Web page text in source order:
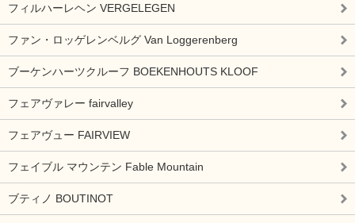
フィルハーレヘン VERGELEGEN
ファン・ロッゲレンベルグ Van Loggerenberg
ブーケンハーツクルーフ BOEKENHOUTS KLOOF
フェアヴァレー fairvalley
フェアヴュー FAIRVIEW
フェイブル マウンテン Fable Mountain
ブティノ BOUTINOT